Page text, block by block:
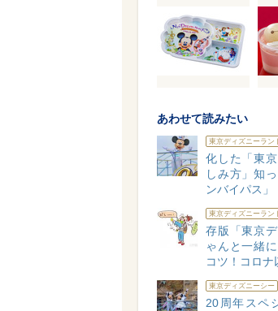
あわせて読みたい
東京ディズニーラン
化した「東
しみ方」知
ンバイパス」
東京ディズニーラン
存版「東京
ゃんと一緒
コツ！コロナ
東京ディズニーシー
20周年スペ